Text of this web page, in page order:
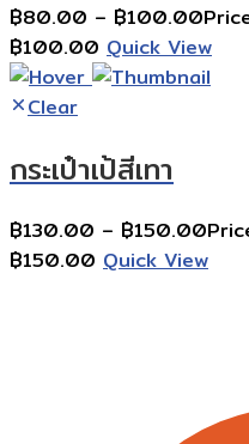
฿80.00 – ฿100.00
฿100.00 Quick View
Clear
กระเป๋าเป้สีเทา
฿130.00 – ฿150.00
฿150.00 Quick View